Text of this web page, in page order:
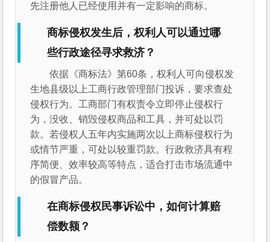
先注册他人已经使用并有一定影响的商标。
商标侵权发生后，权利人可以通过哪
些行政途径寻求救济？
依据《商标法》第60条，权利人可向侵权发
生地县级以上工商行政管理部门投诉，要求查处
侵权行为。工商部门有权责令立即停止侵权行
为，没收、销毁侵权商品和工具，并可处以罚
款。若侵权人五年内实施两次以上商标侵权行为
或情节严重，可处以较重罚款。行政救济具有程
序简便、效率较高等特点，适合打击市场流通中
的假冒产品。
在商标侵权民事诉讼中，如何计算赔
偿数额？